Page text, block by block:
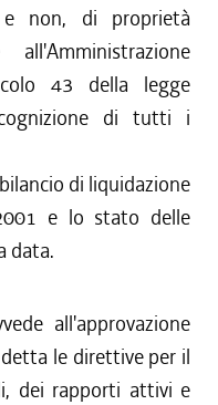
non, di proprietà
43 della legge
di tutti i
di liquidazione
e lo stato delle
data.
all'approvazione
le direttive per il
dei rapporti attivi e